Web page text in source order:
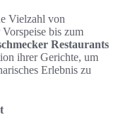
Vielzahl von
bis zum
Restaurants
ihrer Gerichte, um
Erlebnis zu